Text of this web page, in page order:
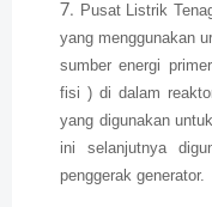
Pusat Listrik
yang menggunakan
sumber energi
fisi ) di dalam
yang digunakan
ini selanjutnya
penggerak generator.